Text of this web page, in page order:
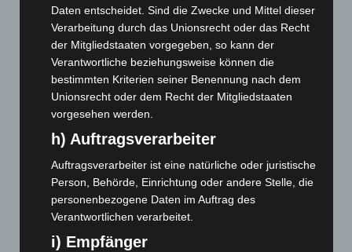
Januar 2025(88)
Dezember 2024(89)
November 2024(94)
Oktober 2024(93)
September 2024 (112)
August 2024
(107)
Juli 2024
Juni 2024
(107)
Mai 2024(149)
April 2024(102)
März 2024(103)
Daten entscheidet. Sind die Zwecke und Mittel dieser
Verarbeitung durch das Unionsrecht oder das Recht
der Mitgliedstaaten vorgegeben, so kann der
Verantwortliche beziehungsweise können die
bestimmten Kriterien seiner Benennung nach dem
Unionsrecht oder dem Recht der Mitgliedstaaten
vorgesehen werden.
h) Auftragsverarbeiter
Auftragsverarbeiter ist eine natürliche oder juristische
Person, Behörde, Einrichtung oder andere Stelle, die
personenbezogene Daten im Auftrag des
Verantwortlichen verarbeitet.
i) Empfänger